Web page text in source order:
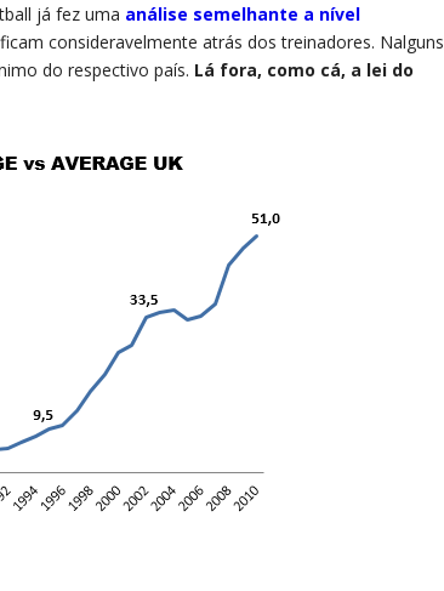
já fez uma análise semelhante a nível
consideravelmente atrás dos treinadores. Nalguns
do respectivo país. Lá fora, como cá, a lei do